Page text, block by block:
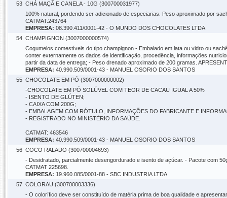
53 CHÁ MAÇÃ E CANELA - 10G (300700031977)
100% natural, pordendo ser adicionado de especiarias. Peso aproximado por
CATMAT:243764
EMPRESA: 08.390.411/0001-42 - O MUNDO DOS CHOCOLATES LTDA
54 CHAMPIGNON (3007000000574)
Cogumelos comestíveis do tipo champignon - Embalado em lata ou vidro ou
conter externamente os dados de identificação, procedência, informações
partir da data de entrega; - Peso drenado aproximado de 200 gramas.
EMPRESA: 40.990.509/0001-43 - MANUEL OSORIO DOS SANTOS
55 CHOCOLATE EM PÓ (3007000000002)
-CHOCOLATE EM PÓ SOLÚVEL COM TEOR DE CACAU IGUAL A 50%
- ISENTO DE GLÚTEN;
- CAIXA COM 200G;
- EMBALAGEM COM RÓTULO, INFORMAÇÕES DO FABRICANTE E
- REGISTRADO NO MINISTÉRIO DA SAÚDE.
CATMAT: 463546
EMPRESA: 40.990.509/0001-43 - MANUEL OSORIO DOS SANTOS
56 COCO RALADO (300700004693)
- Desidratado, parcialmente desengordurado e isento de açúcar. - Pacote com
CATMAT 225698.
EMPRESA: 19.960.085/0001-88 - SBC INDUSTRIA LTDA
57 COLORAU (300700003336)
- O colorífico deve ser constituído de matéria prima de boa qualidade e